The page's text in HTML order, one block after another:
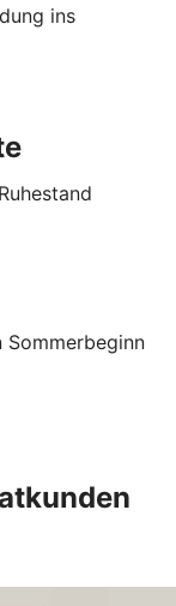
ins
Sommerbeginn